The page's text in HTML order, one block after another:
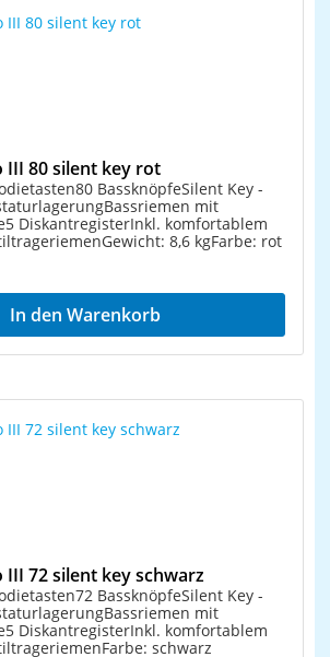
III 80 silent key rot
BassknöpfeSilent Key -
mit
DiskantregisterInkl. komfortablem
8,6 kgFarbe: rot
In den Warenkorb
72 silent key schwarz
BassknöpfeSilent Key -
mit
DiskantregisterInkl. komfortablem
schwarz